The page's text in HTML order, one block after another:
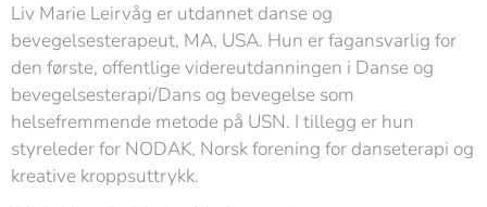
Liv Marie Leirvåg er utdannet danse og
bevegelsesterapeut, MA, USA. Hun er fagansvarlig for
den første, offentlige videreutdanningen i Danse og
bevegelsesterapi/Dans og bevegelse som
helsefremmende metode på USN. I tillegg er hun
styreleder for NODAK, Norsk forening for danseterapi og
kreative kroppsuttrykk.